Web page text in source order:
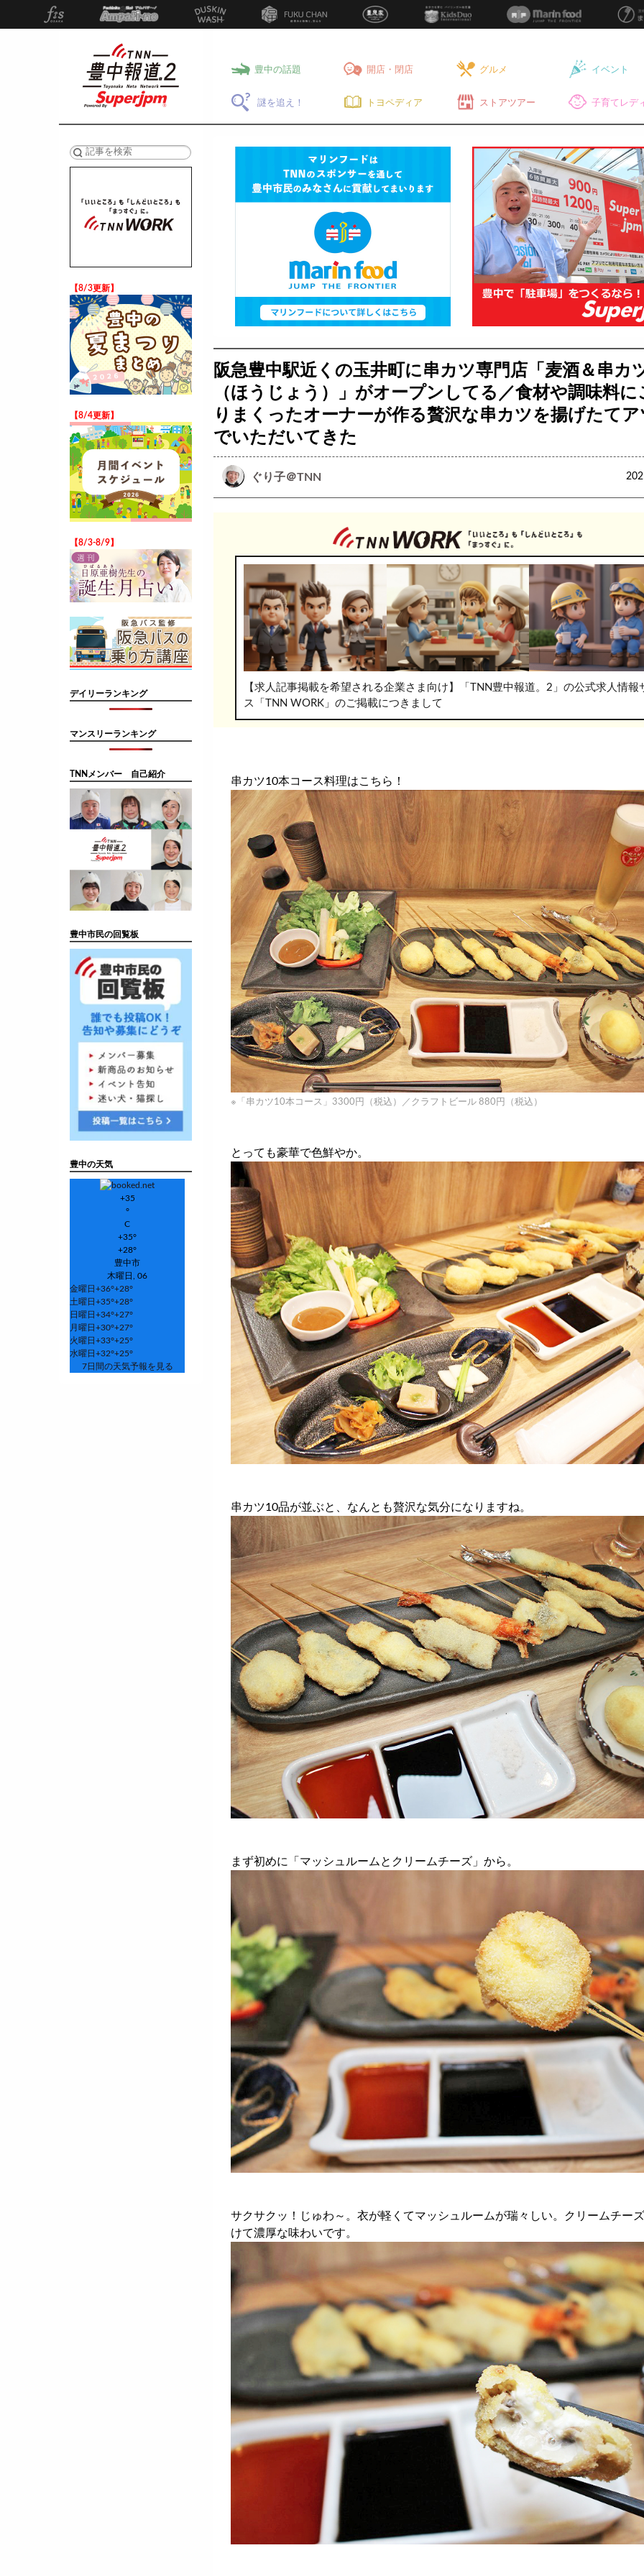
豊中の話題 開店・閉店 グルメ イベント
謎を追え！ トヨペディア ストアツアー 子育てレデ
阪急豊中駅近くの玉井町に串カツ専門店「麦酒＆串カ
（ほうじょう）」がオープンしてる／食材や調味料に
りまくったオーナーが作る贅沢な串カツを揚げたて
でいただいてきた
ぐり子＠TNN
【求人記事掲載を希望される企業さま向け】「TNN豊中報道。2」の公式求人情報
ス「TNN WORK」のご掲載につきまして
串カツ10本コース料理はこちら！
※「串カツ10本コース」3300円（税込）／クラフトビール 880円（税込）
とっても豪華で色鮮やか。
串カツ10品が並ぶと、なんとも贅沢な気分になりますね。
まず初めに「マッシュルームとクリームチーズ」から。
サクサクッ！じゅわ～。衣が軽くてマッシュルームが瑞々しい。クリームチー
けて濃厚な味わいです。
【8/3更新】
【8/4更新】
【8/3-8/9】
デイリーランキング
マンスリーランキング
TNNメンバー 自己紹介
豊中市民の回覧板
豊中の天気
+35
°
C
+35°
+28°
豊中市
木曜日, 06
金曜日 +36°+28°
土曜日 +35°+28°
日曜日 +34°+27°
月曜日 +30°+27°
火曜日 +33°+25°
水曜日 +32°+25°
7日間の天気予報を見る